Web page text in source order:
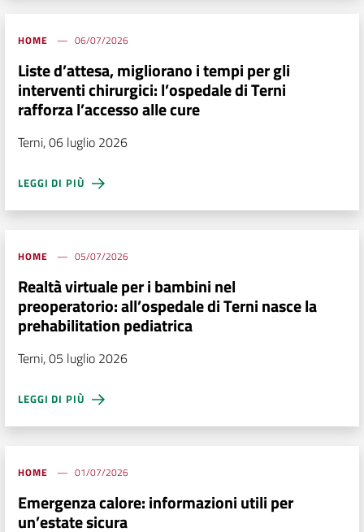
HOME 06/07/2026
Liste d’attesa, migliorano i tempi per gli
interventi chirurgici: l’ospedale di Terni
rafforza l’accesso alle cure
Terni, 06 luglio 2026
LEGGI DI PIÙ
HOME 05/07/2026
Realtà virtuale per i bambini nel
preoperatorio: all’ospedale di Terni nasce la
prehabilitation pediatrica
Terni, 05 luglio 2026
LEGGI DI PIÙ
HOME 01/07/2026
Emergenza calore: informazioni utili per
un’estate sicura